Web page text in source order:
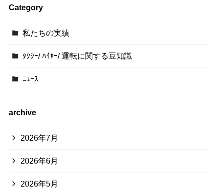
Category
私たちの実績
ﾀｸｼｰ/ ﾊｲﾔｰ/ 運転に関する豆知識
ﾆｭｰｽ
archive
2026年7月
2026年6月
2026年5月